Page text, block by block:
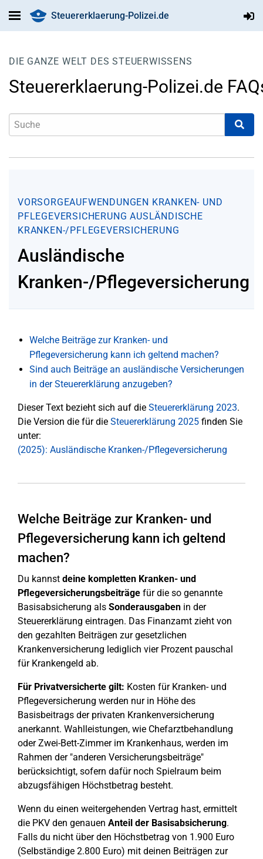
Steuererklaerung-Polizei.de
DIE GANZE WELT DES STEUERWISSENS
Steuererklaerung-Polizei.de
VORSORGEAUFWENDUNGEN KRANKEN- UND
PFLEGEVERSICHERUNG AUSLÄNDISCHE
KRANKEN-/PFLEGEVERSICHERUNG
Ausländische
Kranken-/Pflegeversicherung
Welche Beiträge zur Kranken- und
Pflegeversicherung kann ich geltend machen?
Sind auch Beiträge an ausländische Versicherungen
in der Steuererklärung anzugeben?
Dieser Text bezieht sich auf die Steuererklärung 2023.
Die Version die für die Steuererklärung 2025 finden Sie
unter:
(2025): Ausländische Kranken-/Pflegeversicherung
Welche Beiträge zur Kranken- und
Pflegeversicherung kann ich geltend
machen?
Du kannst deine kompletten Kranken- und
Pflegeversicherungsbeiträge für die so genannte
Basisabsicherung als Sonderausgaben in der
Steuererklärung eintragen. Das Finanzamt zieht von
den gezahlten Beiträgen zur gesetzlichen
Krankenversicherung lediglich vier Prozent pauschal
für Krankengeld ab.
Für Privatversicherte gilt: Kosten für Kranken- und
Pflegeversicherung werden nur in Höhe des
Basisbeitrags der privaten Krankenversicherung
anerkannt. Wahlleistungen, wie Chefarztbehandlung
oder Zwei-Bett-Zimmer im Krankenhaus, werden im
Rahmen der "anderen Versicherungsbeiträge"
berücksichtigt, sofern dafür noch Spielraum beim
abzugsfähigen Höchstbetrag besteht.
Wenn du einen weitergehenden Vertrag hast, ermittelt
die PKV den genauen Anteil der Basisabsicherung.
Falls du nicht über den Höchstbetrag von 1.900 Euro
(Selbständige 2.800 Euro) mit deinen Beiträgen zur